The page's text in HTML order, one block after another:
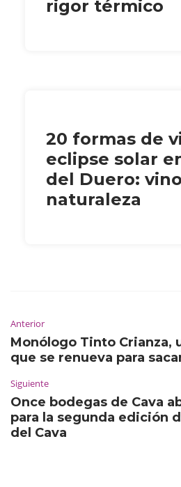
rigor térmico
20 formas de
eclipse solar
del Duero:
naturaleza
Anterior
Monólogo Tinto Crianza,
que se renueva para
Siguiente
Once bodegas de Cava
para la segunda edición
del Cava